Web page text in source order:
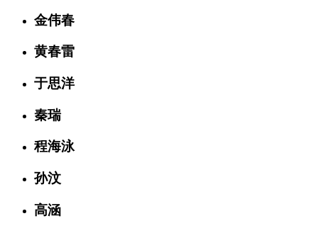
金伟春
黄春雷
于思洋
秦瑞
程海泳
孙汶
高涵